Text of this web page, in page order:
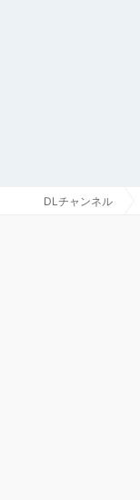
DLチャンネル